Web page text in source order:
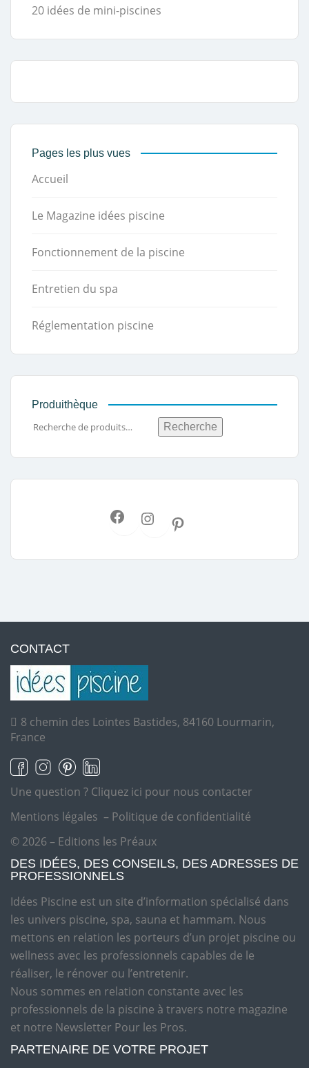
20 idées de mini-piscines
Pages les plus vues
Accueil
Le Magazine idées piscine
Fonctionnement de la piscine
Entretien du spa
Réglementation piscine
Produithèque
Recherche
CONTACT
8 chemin des Lointes Bastides, 84160 Lourmarin,
France
Une question ? Cliquez ici pour nous contacter
Mentions légales – Politique de confidentialité
© 2026 – Editions les Préaux
DES IDÉES, DES CONSEILS, DES ADRESSES DE
PROFESSIONNELS
Idées Piscine est un site d’information spécialisé dans
les univers piscine, spa, sauna et hammam. Nous
mettons en relation les porteurs d’un projet piscine ou
wellness avec les professionnels capables de le
réaliser, le rénover ou l’entretenir.
Nous sommes en relation constante avec les
professionnels de la piscine à travers notre magazine
et notre Newsletter Pour les Pros.
PARTENAIRE DE VOTRE PROJET